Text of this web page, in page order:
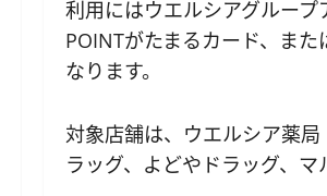
利用にはウエルシアグルー
POINTがたまるカード、ま
なります。
対象店舗は、ウエルシア薬局
ラッグ、よどやドラッグ、